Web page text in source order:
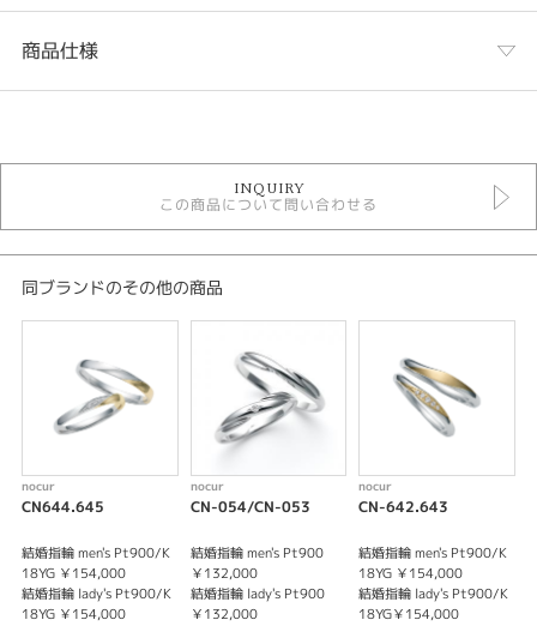
商品仕様
nocur 結婚指輪
性別
緩やかな波をイメージしたサイドラインと流れるようなフォルムが清々しい
印象のリング。細身ながら華やかさのあるリングです。
※価格は税込になります。
INQUIRY
この商品について問い合わせる
同ブランドのその他の商品
nocur
CN644.645
結婚指輪 men's Pt900/K
18YG ￥154,000
結婚指輪 lady's Pt900/K
18YG ￥154,000
nocur
CN-054/CN-053
結婚指輪 men's Pt900
￥132,000
結婚指輪 lady's Pt900
￥132,000
nocur
CN-642.643
結婚指輪 men's Pt900/K
18YG ￥154,000
結婚指輪 lady's Pt900/K
18YG￥154,000